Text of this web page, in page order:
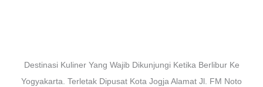
Destinasi Kuliner Yang Wajib Dikunjungi Ketika Berlibur Ke
Yogyakarta. Terletak Dipusat Kota Jogja Alamat Jl. FM Noto